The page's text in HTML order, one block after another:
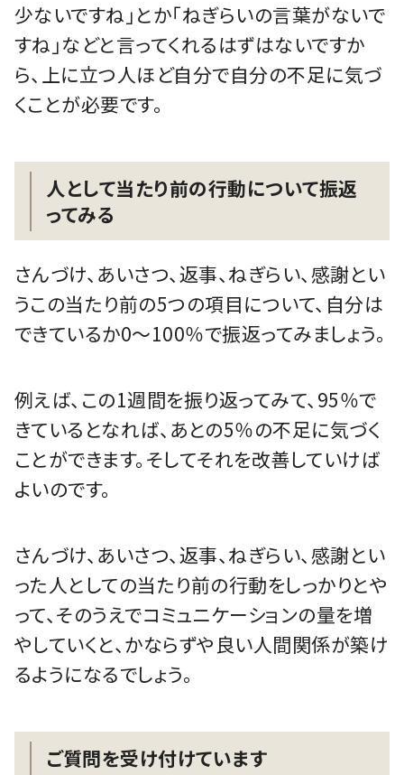
少ないですね」とか「ねぎらいの言葉がないで
すね」などと言ってくれるはずはないですか
ら、上に立つ人ほど自分で自分の不足に気づ
くことが必要です。
人として当たり前の行動について振返
ってみる
さんづけ、あいさつ、返事、ねぎらい、感謝とい
うこの当たり前の5つの項目について、自分は
できているか0～100％で振返ってみましょう。
例えば、この1週間を振り返ってみて、95％で
きているとなれば、あとの5％の不足に気づく
ことができます。そしてそれを改善していけば
よいのです。
さんづけ、あいさつ、返事、ねぎらい、感謝とい
った人としての当たり前の行動をしっかりとや
って、そのうえでコミュニケーションの量を増
やしていくと、かならずや良い人間関係が築け
るようになるでしょう。
ご質問を受け付けています